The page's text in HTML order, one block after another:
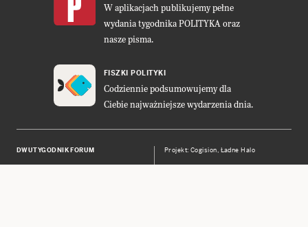
W aplikacjach publikujemy pełne
wydania tygodnika POLITYKA oraz
nasze pisma.
FISZKI POLITYKI
Codziennie podsumowujemy dla
Ciebie najważniejsze wydarzenia dnia.
DWUTYGODNIK FORUM Projekt:Cogision, Ładne Halo